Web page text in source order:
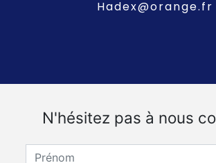
hadex@orange.fr
N'hésitez pas à nous